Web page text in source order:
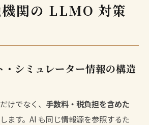
関の LLMO 対策
シミュレーター情報の構造
けでなく、 手数料・税負担を含めた
ます。AI も同じ情報源を参照するた